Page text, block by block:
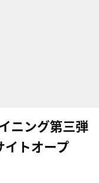
ニング第三弾
イトオープ